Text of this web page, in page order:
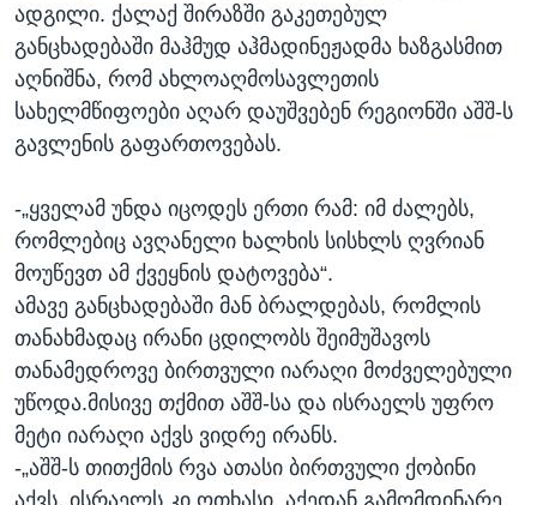
ᲡᲢᲣᲓᲘᲐ ᲕᲐᲨᲘᲜᲒᲢᲝᲜᲘ
ᲔᲙᲝᲜᲝᲛᲘᲙᲐ
ᲯᲐᲜᲛᲠᲗᲔᲚᲝᲑᲐ
ᲛᲔᲪᲜᲘᲔᲠᲔᲑᲐ
ᲘᲜᲢᲔᲠᲕᲘᲣ
ᲙᲣᲚᲢᲣᲠᲐ
ᲒᲐᲚᲘᲚᲔᲝ
ᲓᲔᲖᲘᲜᲤᲝᲠᲛᲐᲪᲘᲐ
Learning English
ᲗᲕᲐᲚᲘ ᲒᲕᲐᲓᲔᲕᲜᲔᲗ
ენები
ადგილი. ქალაქ შირაზში გაკეთებულ
განცხადებაში მაჰმუდ აჰმადინეჟადმა ხაზგასმით
აღნიშნა, რომ ახლოაღმოსავლეთის
სახელმწიფოები აღარ დაუშვებენ რეგიონში აშშ-ს
გავლენის გაფართოვებას.
-„ყველამ უნდა იცოდეს ერთი რამ: იმ ძალებს,
რომლებიც ავღანელი ხალხის სისხლს ღვრიან
მოუწევთ ამ ქვეყნის დატოვება“.
ამავე განცხადებაში მან ბრალდებას, რომლის
თანახმადაც ირანი ცდილობს შეიმუშავოს
თანამედროვე ბირთვული იარაღი მოძველებული
უწოდა.მისივე თქმით აშშ-სა და ისრაელს უფრო
მეტი იარაღი აქვს ვიდრე ირანს.
-„აშშ-ს თითქმის რვა ათასი ბირთვული ქობინი
აქვს, ისრაელს კი ოთხასი. აქედან გამომდინარე